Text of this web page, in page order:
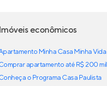
Imóveis econômicos
Minha Casa Minha Vida
apartamento até R$ 200 mil
o Programa Casa Paulista